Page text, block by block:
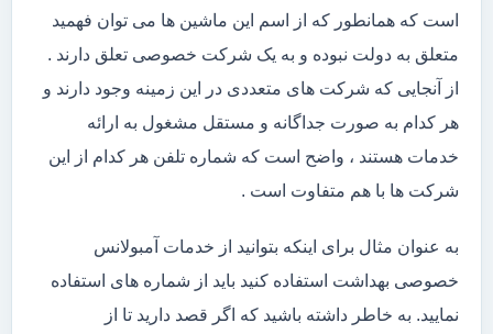
است که همانطور که از اسم این ماشین ها می توان فهمید
متعلق به دولت نبوده و به یک شرکت خصوصی تعلق دارند .
از آنجایی که شرکت های متعددی در این زمینه وجود دارند و
هر کدام به صورت جداگانه و مستقل مشغول به ارائه
خدمات هستند ، واضح است که شماره تلفن هر کدام از این
شرکت ها با هم متفاوت است .
به عنوان مثال برای اینکه بتوانید از خدمات آمبولانس
خصوصی بهداشت استفاده کنید باید از شماره های استفاده
نمایید. به خاطر داشته باشید که اگر قصد دارید تا از